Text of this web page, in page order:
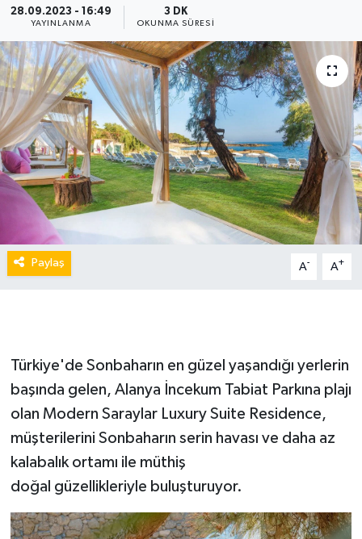
28.09.2023 - 16:49
YAYINLANMA
3 DK
OKUNMA SÜRESI
Paylaş A- A+
Türkiye'de Sonbaharın en güzel yaşandığı yerlerin
başında gelen, Alanya İncekum Tabiat Parkına plajı
olan Modern Saraylar Luxury Suite Residence,
müşterilerini Sonbaharın serin havası ve daha az
kalabalık ortamı ile müthiş
doğal güzellikleriyle buluşturuyor.